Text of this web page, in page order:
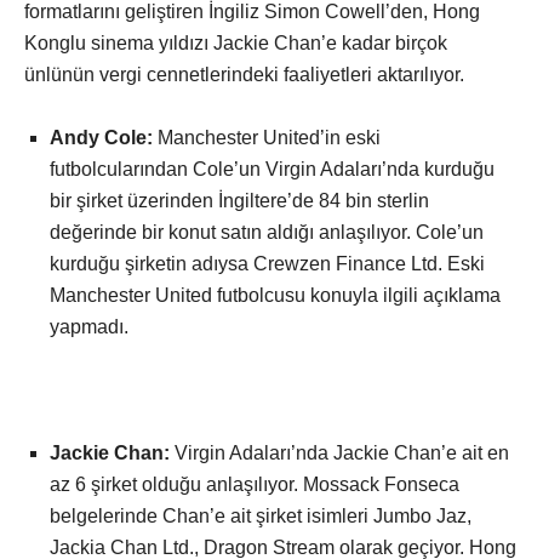
formatlarını geliştiren İngiliz Simon Cowell’den, Hong
Konglu sinema yıldızı Jackie Chan’e kadar birçok
ünlünün vergi cennetlerindeki faaliyetleri aktarılıyor.
Andy Cole: Manchester United’in eski
futbolcularından Cole’un Virgin Adaları’nda kurduğu
bir şirket üzerinden İngiltere’de 84 bin sterlin
değerinde bir konut satın aldığı anlaşılıyor. Cole’un
kurduğu şirketin adıysa Crewzen Finance Ltd. Eski
Manchester United futbolcusu konuyla ilgili açıklama
yapmadı.
Jackie Chan: Virgin Adaları’nda Jackie Chan’e ait en
az 6 şirket olduğu anlaşılıyor. Mossack Fonseca
belgelerinde Chan’e ait şirket isimleri Jumbo Jaz,
Jackia Chan Ltd., Dragon Stream olarak geçiyor. Hong